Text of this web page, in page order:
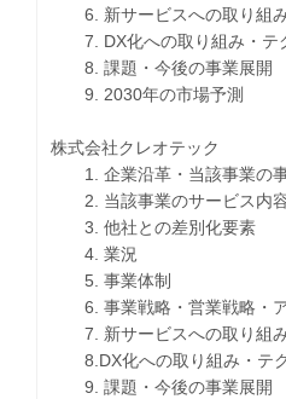
6. 新サービスへの取り組
7. DX化への取り組み・テ
8. 課題・今後の事業展開
9. 2030年の市場予測
株式会社クレオテック
1. 企業沿革・当該事業の
2. 当該事業のサービス内容
3. 他社との差別化要素
4. 業況
5. 事業体制
6. 事業戦略・営業戦略・ア
7. 新サービスへの取り組
8.DX化への取り組み・テ
9. 課題・今後の事業展開